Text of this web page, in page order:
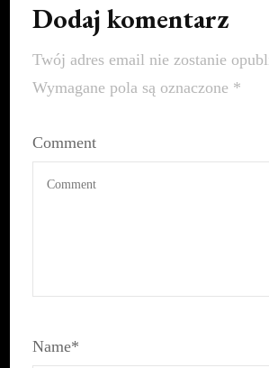
Dodaj komentarz
Twój adres email nie zostanie
Wymagane pola są oznaczone *
Comment
Name*